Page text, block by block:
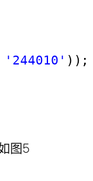
'244010' ));
图5